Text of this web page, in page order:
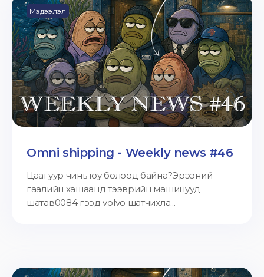
Мэдээлэл
Omni shipping - Weekly news #46
Цаагуур чинь юу болоод байна?Эрээний
гаалийн хашаанд тээврийн машинууд
шатав0084 гээд volvo шатчихла...